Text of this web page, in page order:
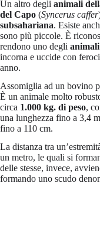
Un altro degli animali
del Capo (Syncerus caffer
subsahariana. Esiste
sono più piccole. È
rendono uno degli
incorna e uccide con
anno.
Assomiglia ad un bovino
È un animale molto
circa 1.000 kg. di peso,
una lunghezza fino a 3,4
fino a 110 cm.
La distanza tra
un metro, le quali si
delle stesse, invece,
formando uno scudo